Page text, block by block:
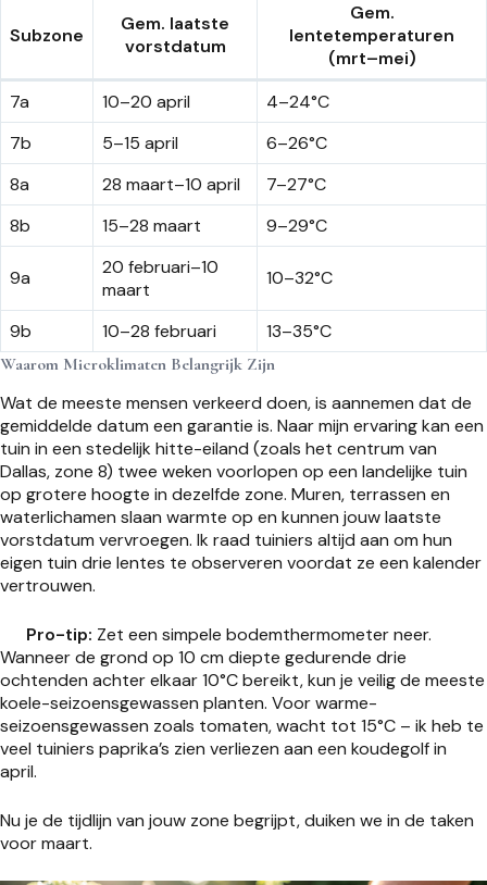
Subzone
Gem. laatste
vorstdatum
Gem.
lentetemperaturen
(mrt–mei)
7a
10–20 april
4–24°C
7b
5–15 april
6–26°C
8a
28 maart–10 april
7–27°C
8b
15–28 maart 9–29°C
9a
20 februari–10
maart
10–32°C
9b 10–28 februari 13–35°C
Waarom Microklimaten Belangrijk Zijn
Wat de meeste mensen verkeerd doen, is aannemen dat de
gemiddelde datum een garantie is. Naar mijn ervaring kan een
tuin in een stedelijk hitte-eiland (zoals het centrum van
Dallas, zone 8) twee weken voorlopen op een landelijke tuin
op grotere hoogte in dezelfde zone. Muren, terrassen en
waterlichamen slaan warmte op en kunnen jouw laatste
vorstdatum vervroegen. Ik raad tuiniers altijd aan om hun
eigen tuin drie lentes te observeren voordat ze een kalender
vertrouwen.
Pro-tip: Zet een simpele bodemthermometer neer.
Wanneer de grond op 10 cm diepte gedurende drie
ochtenden achter elkaar 10°C bereikt, kun je veilig de meeste
koele-seizoensgewassen planten. Voor warme-
seizoensgewassen zoals tomaten, wacht tot 15°C – ik heb te
veel tuiniers paprika’s zien verliezen aan een koudegolf in
april.
Nu je de tijdlijn van jouw zone begrijpt, duiken we in de taken
voor maart.